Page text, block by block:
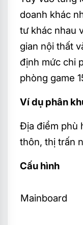
doanh khác
tư khác nhau
gian nội thất
định mức chi
phòng game
Ví dụ phân
Địa điểm phù
thôn, thị trấn
Cấu hình
Mainboard